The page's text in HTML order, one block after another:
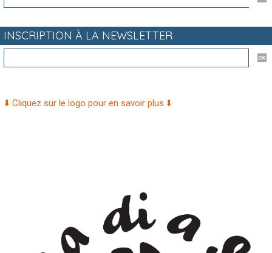
INSCRIPTION À LA NEWSLETTER
⬇️ Cliquez sur le logo pour en savoir plus ⬇️